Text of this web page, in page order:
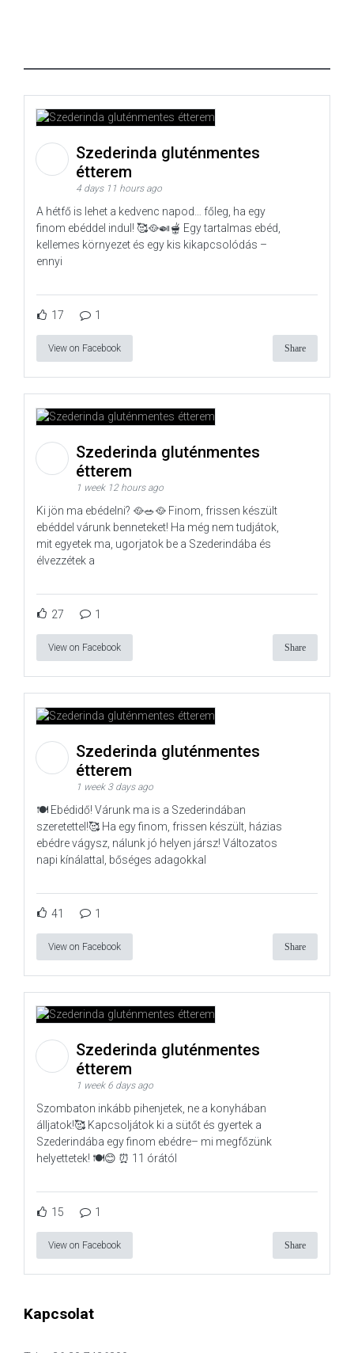
Szederinda gluténmentes
étterem
4 days 11 hours ago
A hétfő is lehet a kedvenc napod… főleg, ha egy
finom ebéddel indul! 🥰🥘🍛🫕 Egy tartalmas ebéd,
kellemes környezet és egy kis kikapcsolódás –
ennyi
17 1
View on Facebook Share
Szederinda gluténmentes
étterem
1 week 12 hours ago
Ki jön ma ebédelni? 🥘🥗🥘 Finom, frissen készült
ebéddel várunk benneteket! Ha még nem tudjátok,
mit egyetek ma, ugorjatok be a Szederindába és
élvezzétek a
27 1
View on Facebook Share
Szederinda gluténmentes
étterem
1 week 3 days ago
🍽️ Ebédidő! Várunk ma is a Szederindában
szeretettel!🥰 Ha egy finom, frissen készült, házias
ebédre vágysz, nálunk jó helyen jársz! Változatos
napi kínálattal, bőséges adagokkal
41 1
View on Facebook Share
Szederinda gluténmentes
étterem
1 week 6 days ago
Szombaton inkább pihenjetek, ne a konyhában
álljatok!🥰 Kapcsoljátok ki a sütőt és gyertek a
Szederindába egy finom ebédre– mi megfőzünk
helyettetek! 🍽️😊 ⏰ 11 órától
15 1
View on Facebook Share
Kapcsolat